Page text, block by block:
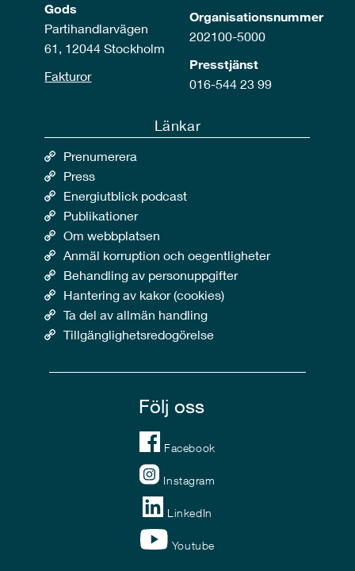
Gods
Partihandlarvägen
61, 12044 Stockholm
Fakturor
Organisationsnummer
202100-5000
Presstjänst
016-544 23 99
Länkar
Prenumerera
Press
Energiutblick podcast
Publikationer
Om webbplatsen
Anmäl korruption och oegentligheter
Behandling av personuppgifter
Hantering av kakor (cookies)
Ta del av allmän handling
Tillgänglighetsredogörelse
Följ oss
Facebook
Instagram
LinkedIn
Youtube